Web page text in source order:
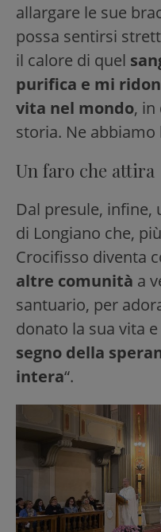
allargare le sue
possa sentirsi
il calore di quel
purifica e mi
vita nel mondo,
storia. Ne abbiamo
Un faro che attira
Dal presule, infine,
di Longiano che,
Crocifisso diventa
altre comunità a
santuario, per
donato la sua vita
segno della
intera“.